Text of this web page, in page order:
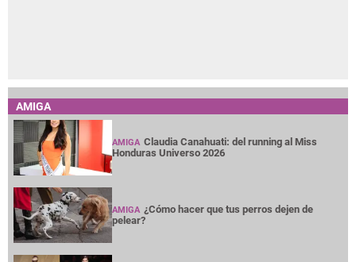
AMIGA
AMIGA Claudia Canahuati: del running al Miss
Honduras Universo 2026
AMIGA ¿Cómo hacer que tus perros dejen de
pelear?